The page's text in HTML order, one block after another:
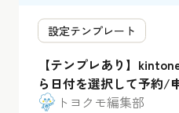
設定テンプレート
【テンプレあり】
ら日付を選択して予約/
る方法！トヨクモ編集部